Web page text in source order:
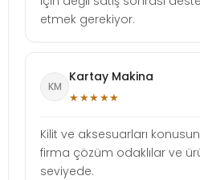
etmek gerekiyor.
KM
Kartay Makina
★★★★★
Kilit ve aksesuarları
firma çözüm odaklılar ve
seviyede.